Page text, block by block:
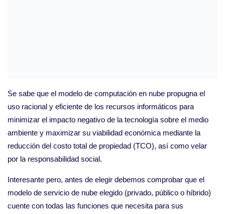
Se sabe que el modelo de computación en nube propugna el
uso racional y eficiente de los recursos informáticos para
minimizar el impacto negativo de la tecnología sobre el medio
ambiente y maximizar su viabilidad económica mediante la
reducción del costo total de propiedad (TCO), así como velar
por la responsabilidad social.
Interesante pero, antes de elegir debemos comprobar que el
modelo de servicio de nube elegido (privado, público o híbrido)
cuente con todas las funciones que necesita para sus